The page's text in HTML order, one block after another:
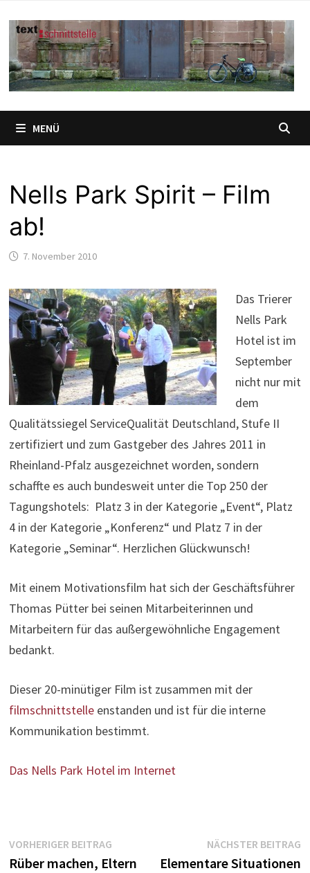
Inhalt
springen
MENÜ
Nells Park Spirit – Film
ab!
7. November 2010
Das Trierer
Nells Park
Hotel ist im
September
nicht nur mit
dem
Qualitätssiegel ServiceQualität Deutschland, Stufe II
zertifiziert und zum Gastgeber des Jahres 2011 in
Rheinland-Pfalz ausgezeichnet worden, sondern
schaffte es auch bundesweit unter die Top 250 der
Tagungshotels: Platz 3 in der Kategorie „Event“, Platz
4 in der Kategorie „Konferenz“ und Platz 7 in der
Kategorie „Seminar“. Herzlichen Glückwunsch!
Mit einem Motivationsfilm hat sich der Geschäftsführer
Thomas Pütter bei seinen Mitarbeiterinnen und
Mitarbeitern für das außergewöhnliche Engagement
bedankt.
Dieser 20-minütiger Film ist zusammen mit der
filmschnittstelleenstanden und ist für die interne
Kommunikation bestimmt.
Das Nells Park Hotel im Internet
Beitragsnavigation
VORHERIGER BEITRAGVorheriger
Beitrag:
Rüber machen, Eltern
NÄCHSTER BEITRAG
Elementare Situationen